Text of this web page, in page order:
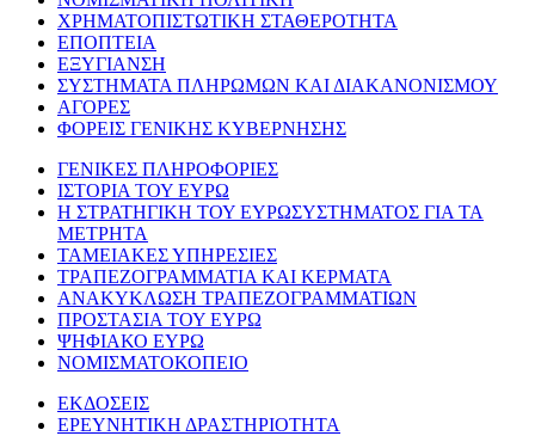
ΧΡΗΜΑΤΟΠΙΣΤΩΤΙΚΗ ΣΤΑΘΕΡΟΤΗΤΑ
ΕΠΟΠΤΕΙΑ
ΕΞΥΓΙΑΝΣΗ
ΣΥΣΤΗΜΑΤΑ ΠΛΗΡΩΜΩΝ ΚΑΙ ΔΙΑΚΑΝΟΝΙΣΜΟΥ
ΑΓΟΡΕΣ
ΦΟΡΕΙΣ ΓΕΝΙΚΗΣ ΚΥΒΕΡΝΗΣΗΣ
ΓΕΝΙΚΕΣ ΠΛΗΡΟΦΟΡΙΕΣ
ΙΣΤΟΡΙΑ ΤΟΥ ΕΥΡΩ
Η ΣΤΡΑΤΗΓΙΚΗ ΤΟΥ ΕΥΡΩΣΥΣΤΗΜΑΤΟΣ ΓΙΑ ΤΑ
ΜΕΤΡΗΤΑ
ΤΑΜΕΙΑΚΕΣ ΥΠΗΡΕΣΙΕΣ
ΤΡΑΠΕΖΟΓΡΑΜΜΑΤΙΑ ΚΑΙ ΚΕΡΜΑΤΑ
ΑΝΑΚΥΚΛΩΣΗ ΤΡΑΠΕΖΟΓΡΑΜΜΑΤΙΩΝ
ΠΡΟΣΤΑΣΙΑ ΤΟΥ ΕΥΡΩ
ΨΗΦΙΑΚΟ ΕΥΡΩ
ΝΟΜΙΣΜΑΤΟΚΟΠΕΙΟ
ΕΚΔΟΣΕΙΣ
ΕΡΕΥΝΗΤΙΚΗ ΔΡΑΣΤΗΡΙΟΤΗΤΑ